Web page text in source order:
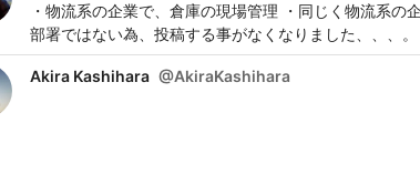
・物流系の企業で、倉庫の現場管理 ・同じく物流系
部署ではない為、投稿する事がなくなりました、、、。
Akira Kashihara @AkiraKashihara